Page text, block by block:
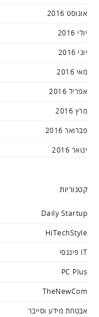
אוגוסט 2016
יולי 2016
יוני 2016
מאי 2016
אפריל 2016
מרץ 2016
פברואר 2016
ינואר 2016
קטגוריות
Daily Startup
HiTechStyle
IT פיננסי
PC Plus
TheNewCom
אבטחת מידע וסייבר